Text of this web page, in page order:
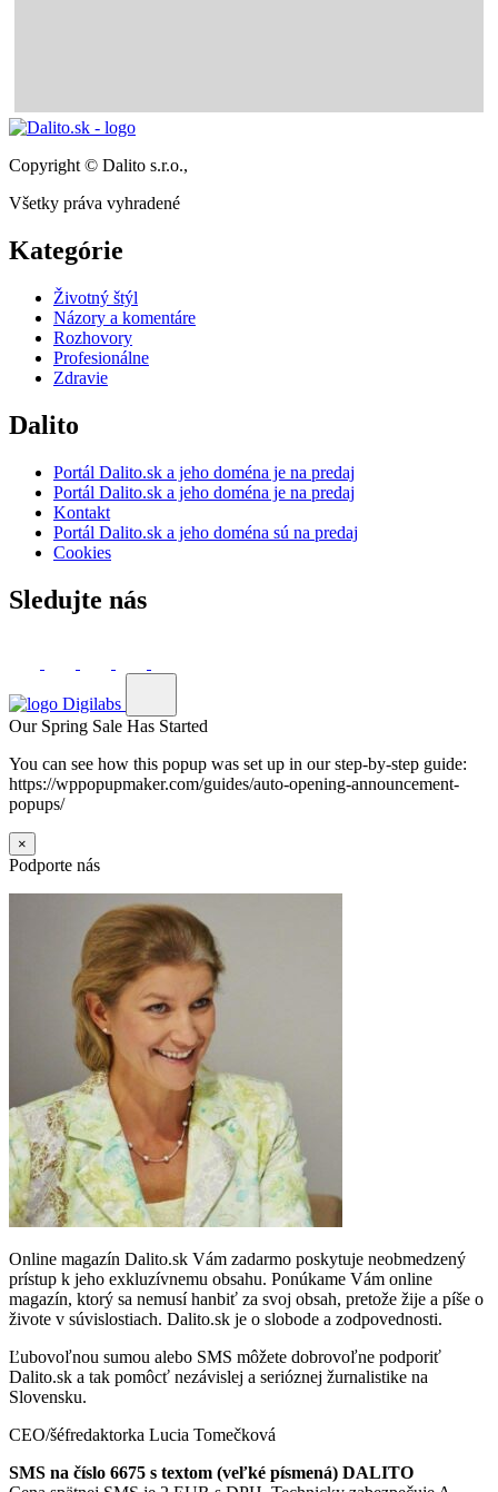
Copyright © Dalito s.r.o.,
Všetky práva vyhradené
Kategórie
Životný štýl
Názory a komentáre
Rozhovory
Profesionálne
Zdravie
Dalito
Portál Dalito.sk a jeho doména je na predaj
Portál Dalito.sk a jeho doména je na predaj
Kontakt
Portál Dalito.sk a jeho doména sú na predaj
Cookies
Sledujte nás
Our Spring Sale Has Started
You can see how this popup was set up in our step-by-step guide:
https://wppopupmaker.com/guides/auto-opening-announcement-
popups/
×
Podporte nás
Online magazín Dalito.sk Vám zadarmo poskytuje neobmedzený
prístup k jeho exkluzívnemu obsahu. Ponúkame Vám online
magazín, ktorý sa nemusí hanbiť za svoj obsah, pretože žije a píše o
živote v súvislostiach. Dalito.sk je o slobode a zodpovednosti.
Ľubovoľnou sumou alebo SMS môžete dobrovoľne podporiť
Dalito.sk a tak pomôcť nezávislej a serióznej žurnalistike na
Slovensku.
CEO/šéfredaktorka Lucia Tomečková
SMS na číslo 6675 s textom (veľké písmená) DALITO